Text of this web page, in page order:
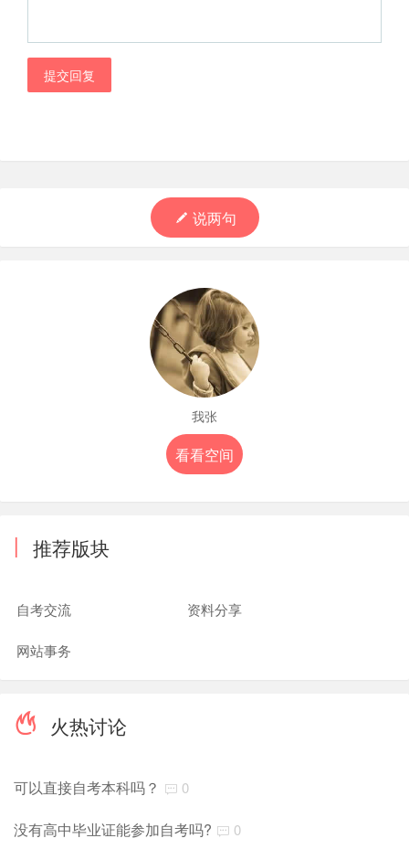
提交回复
说两句
我张
看看空间
| 推荐版块
自考交流 资料分享
网站事务
火热讨论
可以直接自考本科吗？ 0
没有高中毕业证能参加自考吗? 0